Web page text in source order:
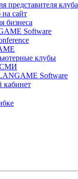
представителя клуба
сайт
бизнеса
Software
клубы
СМИ
Software
кабинет